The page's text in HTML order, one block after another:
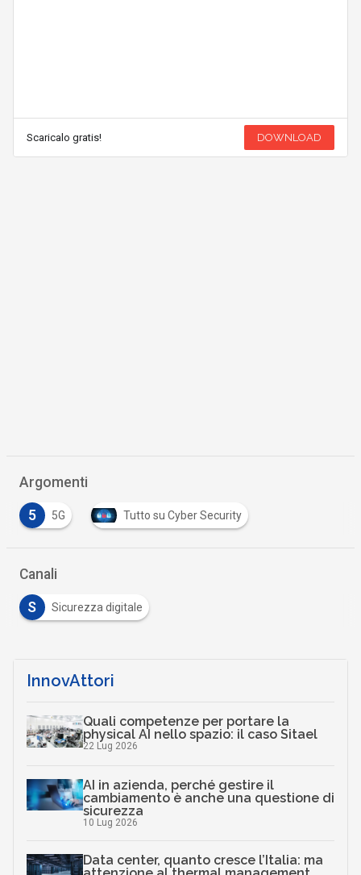
Scaricalo gratis! DOWNLOAD
Argomenti
5 5G Tutto su Cyber Security
Canali
S Sicurezza digitale
InnovAttori
Quali competenze per portare la
physical AI nello spazio: il caso Sitael
22 Lug 2026
AI in azienda, perché gestire il
cambiamento è anche una questione di
sicurezza
10 Lug 2026
Data center, quanto cresce l’Italia: ma